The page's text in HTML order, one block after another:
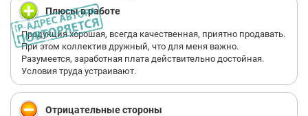
Плюсы в работе
Продукция хорошая, всегда качественная, приятно продавать.
При этом коллектив дружный, что для меня важно.
Разумеется, заработная плата действительно достойная.
Условия труда устраивают.
Отрицательные стороны